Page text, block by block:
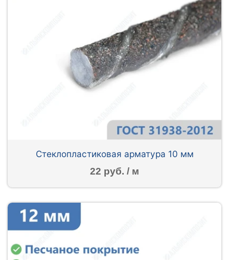
Стеклопластиковая арматура 10 мм
22 руб. / м